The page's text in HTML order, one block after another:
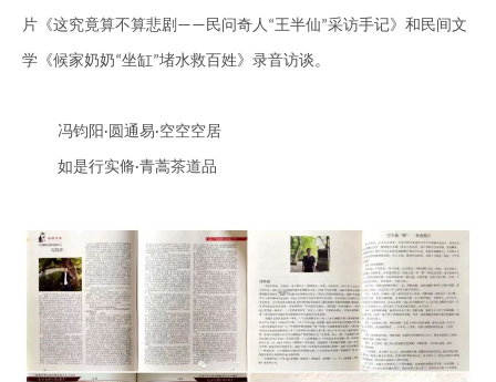
片《这究竟算不算悲剧 —— 民问奇人 “王半仙”采访手记》和民间文
学《候家奶奶“坐缸”堵水救百姓》录音访谈。
冯钧阳·圆通易·空空空居
如是行实脩·青蒿茶道品